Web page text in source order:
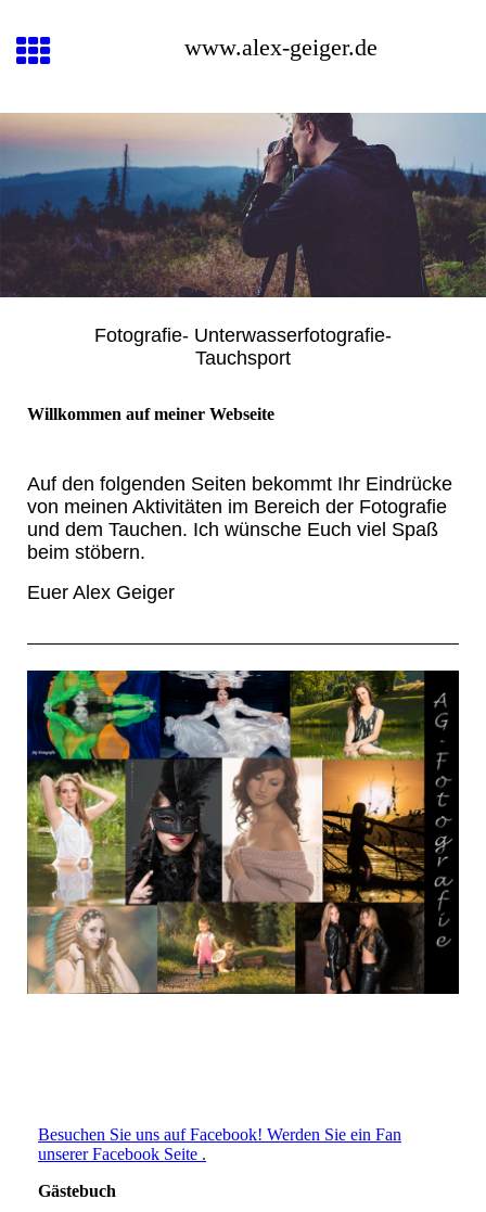
www.alex-geiger.de
Fotografie- Unterwasserfotografie-
Tauchsport
Willkommen auf meiner Webseite
Auf den folgenden Seiten bekommt Ihr Eindrücke
von meinen Aktivitäten im Bereich der Fotografie
und dem Tauchen. Ich wünsche Euch viel Spaß
beim stöbern.
Euer Alex Geiger
Besuchen Sie uns auf Facebook! Werden Sie ein Fan
unserer Facebook Seite .
Gästebuch